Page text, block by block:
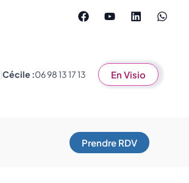
|Cécile :06 98 13 17 13 En Visio
Prendre RDV